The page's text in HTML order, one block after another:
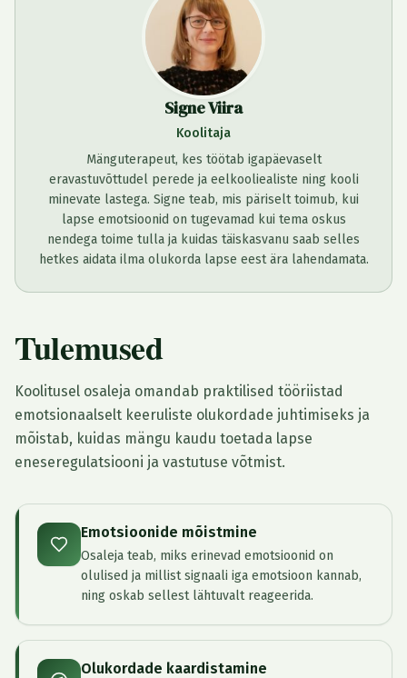
Signe Viira
Koolitaja
Mänguterapeut, kes töötab igapäevaselt
eravastuvõttudel perede ja eelkooliealiste ning kooli
minevate lastega. Signe teab, mis päriselt toimub, kui
lapse emotsioonid on tugevamad kui tema oskus
nendega toime tulla ja kuidas täiskasvanu saab selles
hetkes aidata ilma olukorda lapse eest ära lahendamata.
Tulemused
Koolitusel osaleja omandab praktilised tööriistad
emotsionaalselt keeruliste olukordade juhtimiseks ja
mõistab, kuidas mängu kaudu toetada lapse
eneseregulatsiooni ja vastutuse võtmist.
Emotsioonide mõistmine
Osaleja teab, miks erinevad emotsioonid on
olulised ja millist signaali iga emotsioon kannab,
ning oskab sellest lähtuvalt reageerida.
Olukordade kaardistamine